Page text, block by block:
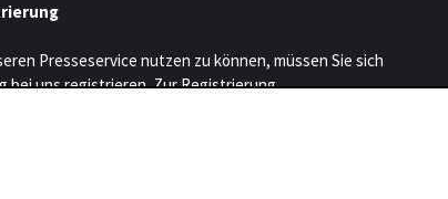
Presseservice nutzen zu können, müssen Sie sich
bei uns registrieren.Zur Registrierung